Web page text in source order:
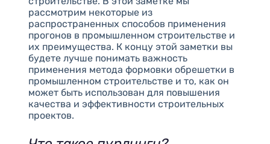
рассмотрим некоторые из
распространенных способов применения
прогонов в промышленном строительстве и
их преимущества. К концу этой заметки вы
будете лучше понимать важность
применения метода формовки обрешетки в
промышленном строительстве и то, как он
может быть использован для повышения
качества и эффективности строительных
проектов.